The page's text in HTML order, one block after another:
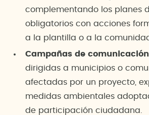
complementando los planes
obligatorios con acciones
a la plantilla o a la
Campañas de
dirigidas a municipios o
afectadas por un proyecto,
medidas ambientales
de participación ciudadana.